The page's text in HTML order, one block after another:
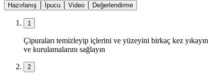
Hazırlanış İpucu Video Değerlendirme
1
Çipuraları temizleyip içlerini ve yüzeyini birkaç kez yıkayın
ve kurulamalarını sağlayın
2